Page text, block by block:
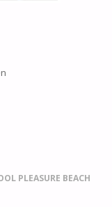
PLEASURE BEACH